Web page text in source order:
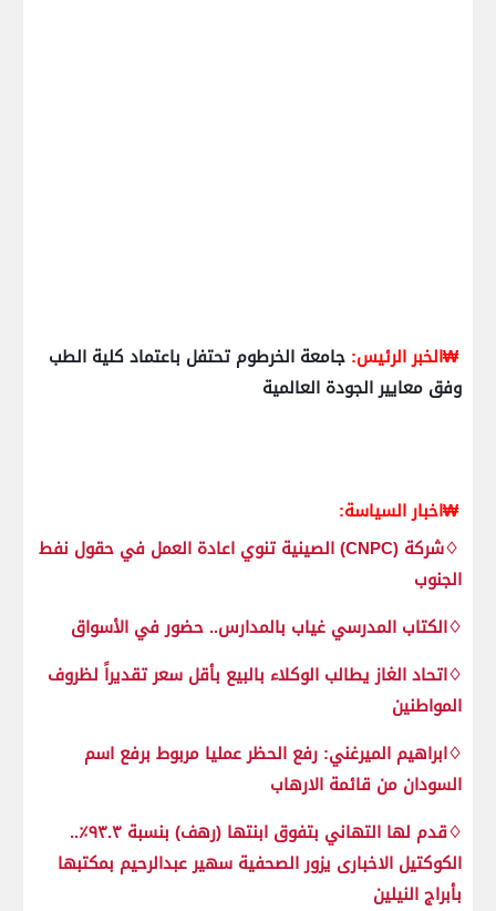
₩الخبر الرئيس: جامعة الخرطوم تحتفل باعتماد كلية الطب
وفق معايير الجودة العالمية
₩اخبار السياسة:
♢شركة (CNPC) الصينية تنوي اعادة العمل في حقول نفط
الجنوب
♢الكتاب المدرسي غياب بالمدارس.. حضور في الأسواق
♢اتحاد الغاز يطالب الوكلاء بالبيع بأقل سعر تقديراً لظروف
المواطنين
♢ابراهيم الميرغني: رفع الحظر عمليا مربوط برفع اسم
السودان من قائمة الارهاب
♢قدم لها التهاني بتفوق ابنتها (رهف) بنسبة ٩٣.٣٪‏..
الكوكتيل الاخبارى يزور الصحفية سهير عبدالرحيم بمكتبها
بأبراج النيلين